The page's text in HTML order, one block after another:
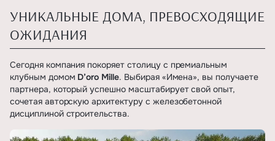
УНИКАЛЬНЫЕ ДОМА, ПРЕВОСХОДЯЩИЕ
ОЖИДАНИЯ
Сегодня компания покоряет столицу с премиальным
клубным домом D’oro Mille. Выбирая «Имена», вы получаете
партнера, который успешно масштабирует свой опыт,
сочетая авторскую архитектуру с железобетонной
дисциплиной строительства.